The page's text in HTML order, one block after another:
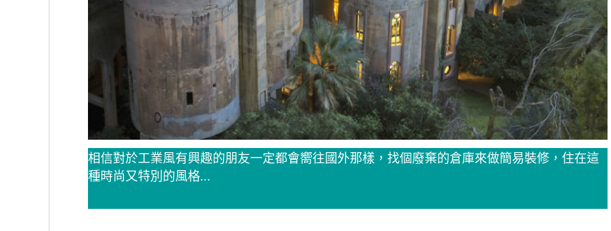
相信對於工業風有興趣的朋友一定都會嚮往國外那樣，找個廢棄的倉庫來做簡易裝修，住在這
種時尚又特別的風格...